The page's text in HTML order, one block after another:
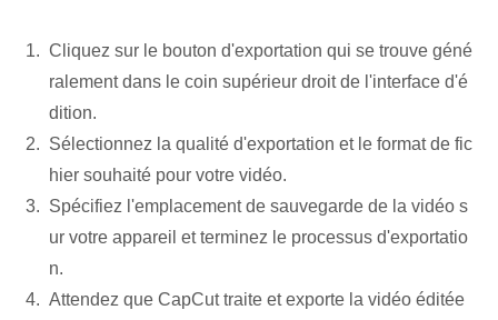
Cliquez sur le bouton d'exportation qui se trouve géné
ralement dans le coin supérieur droit de l'interface d'é
dition.
Sélectionnez la qualité d'exportation et le format de ⁢fic
hier⁢ souhaité pour votre vidéo.
Spécifiez l'emplacement de sauvegarde de la vidéo s
ur votre appareil et terminez le processus d'exportatio
n.
Attendez que CapCut traite et exporte la vidéo éditée